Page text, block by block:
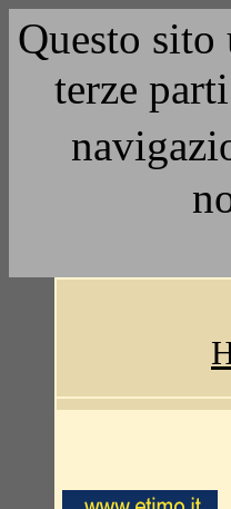
Questo
terze